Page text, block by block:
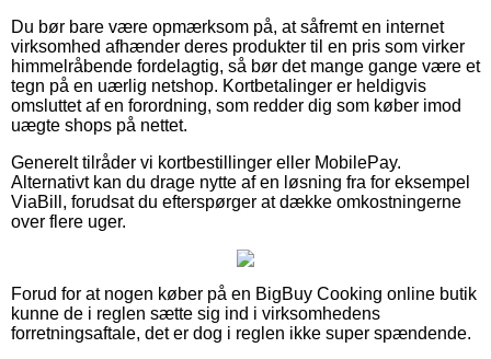
Du bør bare være opmærksom på, at såfremt en internet
virksomhed afhænder deres produkter til en pris som virker
himmelråbende fordelagtig, så bør det mange gange være et
tegn på en uærlig netshop. Kortbetalinger er heldigvis
omsluttet af en forordning, som redder dig som køber imod
uægte shops på nettet.
Generelt tilråder vi kortbestillinger eller MobilePay.
Alternativt kan du drage nytte af en løsning fra for eksempel
ViaBill, forudsat du efterspørger at dække omkostningerne
over flere uger.
Forud for at nogen køber på en BigBuy Cooking online butik
kunne de i reglen sætte sig ind i virksomhedens
forretningsaftale, det er dog i reglen ikke super spændende.